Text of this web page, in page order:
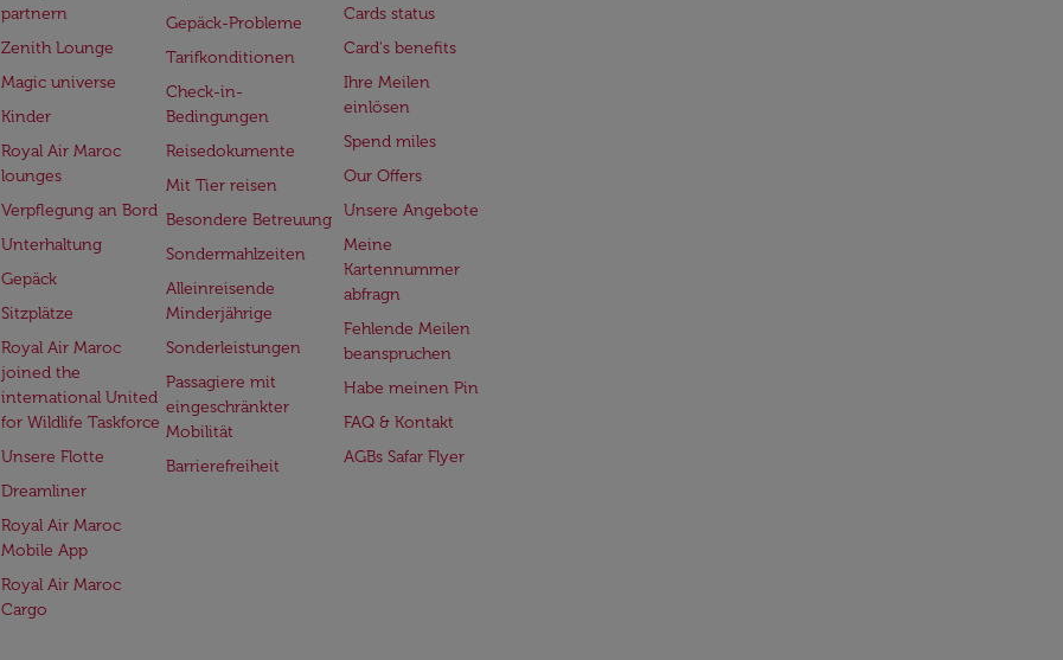
partnern
Zenith Lounge
Magic universe
Kinder
Royal Air Maroc
lounges
Verpflegung an Bord
Unterhaltung
Gepäck
Sitzplätze
Royal Air Maroc
joined the
international United
for Wildlife Taskforce
Unsere Flotte
Dreamliner
Royal Air Maroc
Mobile App
Royal Air Maroc
Cargo
Gepäck-Probleme
Tarifkonditionen
Check-in-
Bedingungen
Reisedokumente
Mit Tier reisen
Besondere Betreuung
Sondermahlzeiten
Alleinreisende
Minderjährige
Sonderleistungen
Passagiere mit
eingeschränkter
Mobilität
Barrierefreiheit
Cards status
Card's benefits
Ihre Meilen
einlösen
Spend miles
Our Offers
Unsere Angebote
Meine
Kartennummer
abfragn
Fehlende Meilen
beanspruchen
Habe meinen Pin
FAQ & Kontakt
AGBs Safar Flyer